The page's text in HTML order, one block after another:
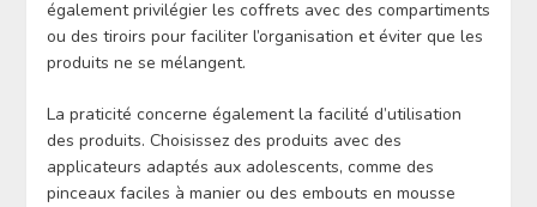
également privilégier les coffrets avec des compartiments
ou des tiroirs pour faciliter l’organisation et éviter que les
produits ne se mélangent.
La praticité concerne également la facilité d’utilisation
des produits. Choisissez des produits avec des
applicateurs adaptés aux adolescents, comme des
pinceaux faciles à manier ou des embouts en mousse